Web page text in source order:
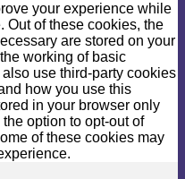
your experience while
Out of these cookies, the
are stored on your
working of basic
use third-party cookies
how you use this
in your browser only
option to opt-out of
of these cookies may